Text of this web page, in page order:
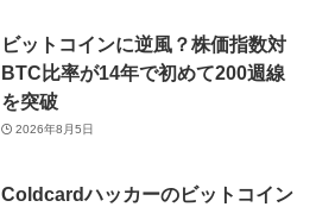
ビットコインに逆風？株価指数対
BTC比率が14年で初めて200週線
を突破
2026年8月5日
Coldcardハッカーのビットコイン